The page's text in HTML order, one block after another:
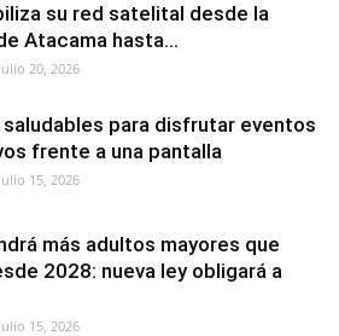
su red satelital desde la
Atacama hasta...
julio 20, 2026
para disfrutar eventos
frente a una pantalla
julio 15, 2026
más adultos mayores que
2028: nueva ley obligará a
julio 15, 2026